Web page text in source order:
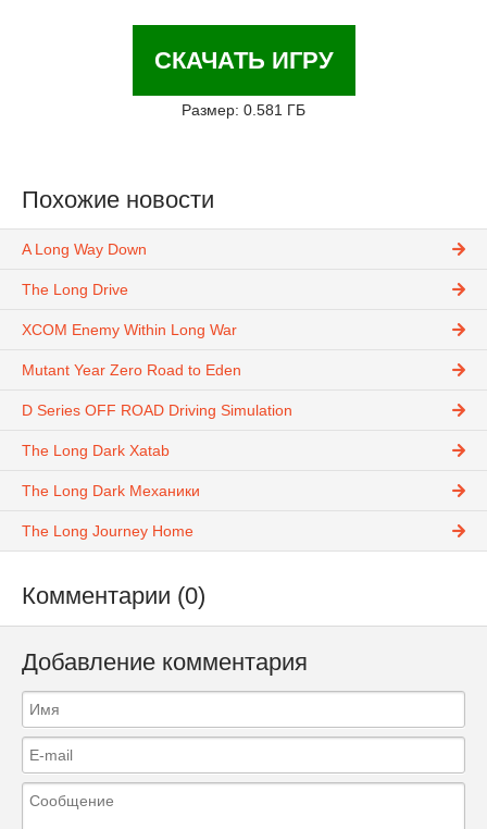
СКАЧАТЬ ИГРУ
Размер: 0.581 ГБ
Похожие новости
A Long Way Down
The Long Drive
XCOM Enemy Within Long War
Mutant Year Zero Road to Eden
D Series OFF ROAD Driving Simulation
The Long Dark Xatab
The Long Dark Механики
The Long Journey Home
Комментарии (0)
Добавление комментария